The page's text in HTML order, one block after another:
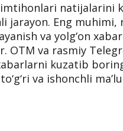
natijalarini
jarayon. Eng muhimi,
va yolg‘on
OTM va rasmiy
kuzatib
va ishonchli